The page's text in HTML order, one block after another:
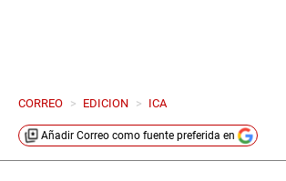
CORREO > EDICION > ICA
Añadir Correo como fuente preferida en